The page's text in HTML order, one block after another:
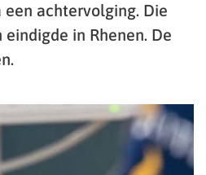
achtervolging. Die
in Rhenen. De